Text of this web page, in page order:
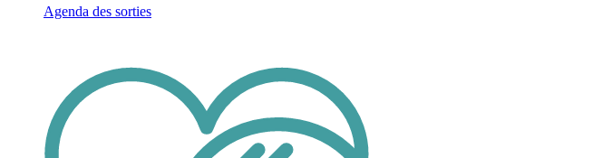
Agenda des sorties